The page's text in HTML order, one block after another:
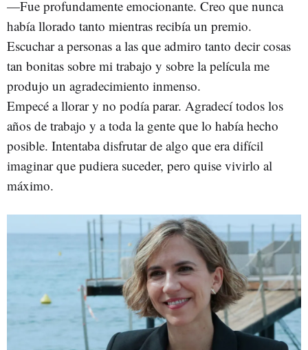
—Fue profundamente emocionante. Creo que nunca
había llorado tanto mientras recibía un premio.
Escuchar a personas a las que admiro tanto decir cosas
tan bonitas sobre mi trabajo y sobre la película me
produjo un agradecimiento inmenso.
Empecé a llorar y no podía parar. Agradecí todos los
años de trabajo y a toda la gente que lo había hecho
posible. Intentaba disfrutar de algo que era difícil
imaginar que pudiera suceder, pero quise vivirlo al
máximo.